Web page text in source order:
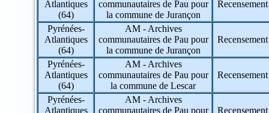
75 => Paris
76 => Seine-Maritime
77 => Seine-et-Marne
78 => Yvelines
79 => Deux-Sèvres
80 => Somme
81 => Tarn
82 => Tarn-et-Garonne
83 => Var
84 => Vaucluse
Atlantiques
(64)
communautaires de Pau pour
la commune de Jurançon
Recensement
Pyrénées-
Atlantiques
(64)
AM - Archives
communautaires de Pau pour
la commune de Jurançon
Recensement
Pyrénées-
Atlantiques
(64)
AM - Archives
communautaires de Pau pour
la commune de Lescar
Recensement
Pyrénées-
Atlantiques
AM - Archives
communautaires de Pau pour
Recensement